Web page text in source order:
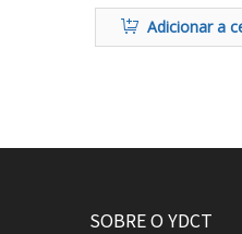
Adicionar a
SOBRE O YDCT